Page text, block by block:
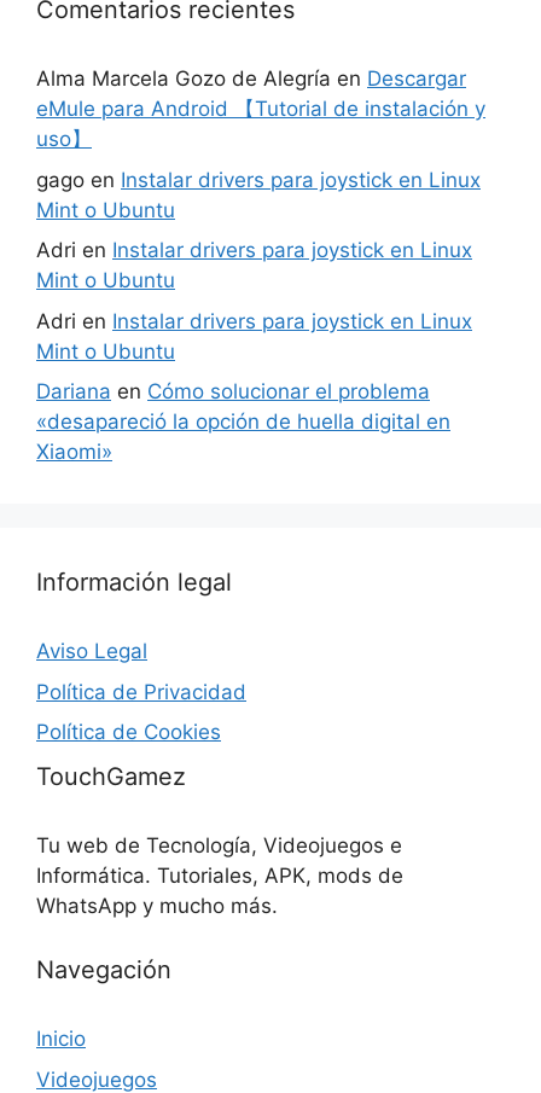
Comentarios recientes
Alma Marcela Gozo de Alegría en Descargar
eMule para Android 【Tutorial de instalación y
uso】
gago en Instalar drivers para joystick en Linux
Mint o Ubuntu
Adri en Instalar drivers para joystick en Linux
Mint o Ubuntu
Adri en Instalar drivers para joystick en Linux
Mint o Ubuntu
Dariana en Cómo solucionar el problema
«desapareció la opción de huella digital en
Xiaomi»
Información legal
Aviso Legal
Política de Privacidad
Política de Cookies
TouchGamez
Tu web de Tecnología, Videojuegos e
Informática. Tutoriales, APK, mods de
WhatsApp y mucho más.
Navegación
Inicio
Videojuegos